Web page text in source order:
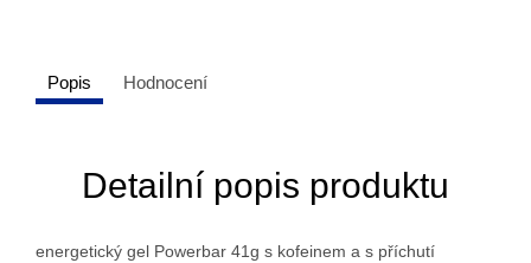
Popis Hodnocení
Detailní popis produktu
energetický gel Powerbar 41g s kofeinem a s příchutí